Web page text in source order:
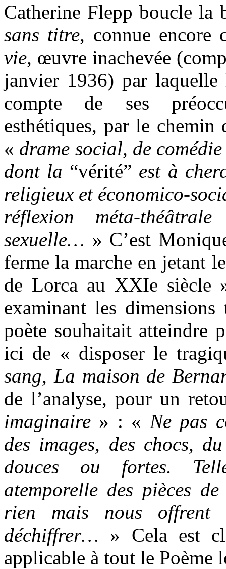
Catherine Flepp boucle la
sans titre, connue encore
vie, œuvre inachevée
janvier 1936) par
compte de ses
esthétiques, par le
« drame social, de
dont la “vérité” est à
religieux et économico-
réflexion méta-
sexuelle… » C’est
ferme la marche en jetant
de Lorca au XXIe siècle
examinant les
poète souhaitait atteindre
ici de « disposer le
sang, La maison de
de l’analyse, pour un
imaginaire » : « Ne pas
des images, des chocs,
douces ou fortes.
atemporelle des pièces
rien mais nous offrent
déchiffrer… »
Cela est
applicable à tout le Poème